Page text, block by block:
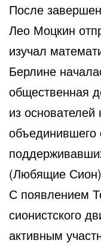
После
Лео Моцкин
изучал
Берлине
общественная
из основателей
объединившего
(Любящие
С появлением
сионистского
активным